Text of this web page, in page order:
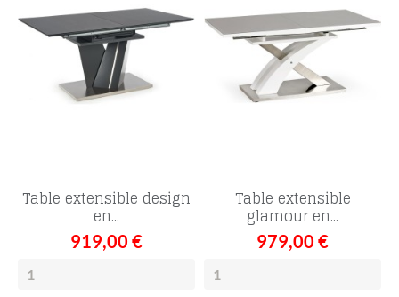
Table extensible design
en...
919,00 €
Table extensible
glamour en...
979,00 €